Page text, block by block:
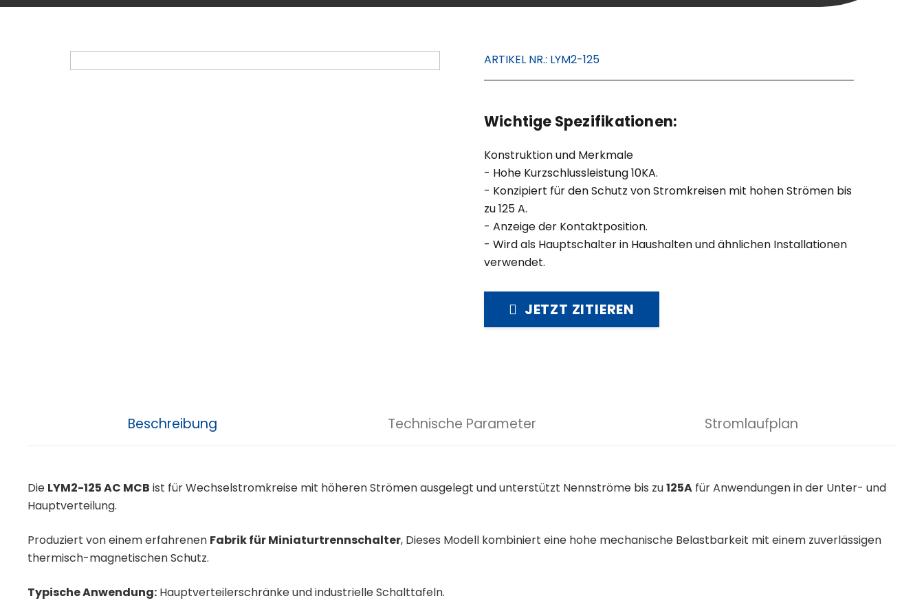
ARTIKEL NR.: LYM2-125
Wichtige Spezifikationen:
Konstruktion und Merkmale
- Hohe Kurzschlussleistung 10KA.
- Konzipiert für den Schutz von Stromkreisen mit hohen Strömen bis
zu 125 A.
- Anzeige der Kontaktposition.
- Wird als Hauptschalter in Haushalten und ähnlichen Installationen
verwendet.
JETZT ZITIEREN
Beschreibung Technische Parameter Stromlaufplan
Die LYM2-125 AC MCB ist für Wechselstromkreise mit höheren Strömen ausgelegt und unterstützt Nennströme bis zu125A für Anwendungen in der Unter- und
Hauptverteilung.
Produziert von einem erfahrenen Fabrik für Miniaturtrennschalter, Dieses Modell kombiniert eine hohe mechanische Belastbarkeit mit einem zuverlässigen
thermisch-magnetischen Schutz.
Typische Anwendung: Hauptverteilerschränke und industrielle Schalttafeln.